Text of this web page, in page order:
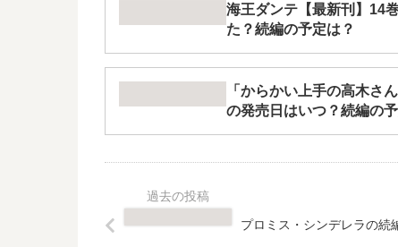
海王ダンテ【最新刊】14
た？続編の予定は？
「からかい上手の高木さ
の発売日はいつ？続編の
プロミス・シンデレラの続